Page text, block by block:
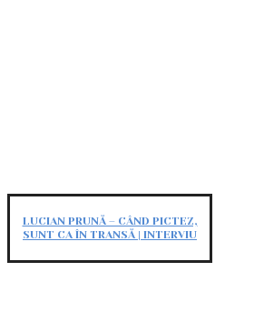
LUCIAN PRUNĂ – CÂND PICTEZ,
SUNT CA ÎN TRANSĂ | INTERVIU